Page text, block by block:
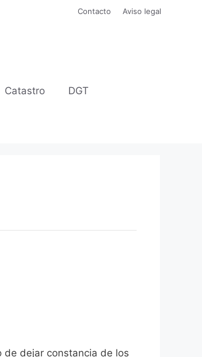
Contacto Aviso legal
Catastro DGT
dejar constancia de los